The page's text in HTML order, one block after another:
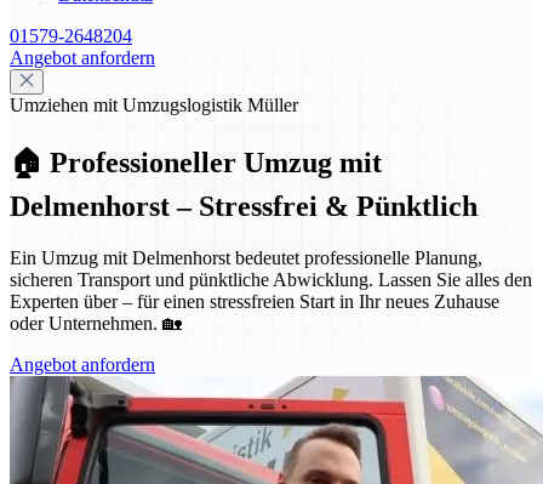
01579-2648204
Angebot anfordern
Umziehen mit Umzugslogistik Müller
🏠 Professioneller Umzug mit
Delmenhorst – Stressfrei & Pünktlich
Ein Umzug mit Delmenhorst bedeutet professionelle Planung,
sicheren Transport und pünktliche Abwicklung. Lassen Sie alles den
Experten über – für einen stressfreien Start in Ihr neues Zuhause
oder Unternehmen. 🏡
Angebot anfordern